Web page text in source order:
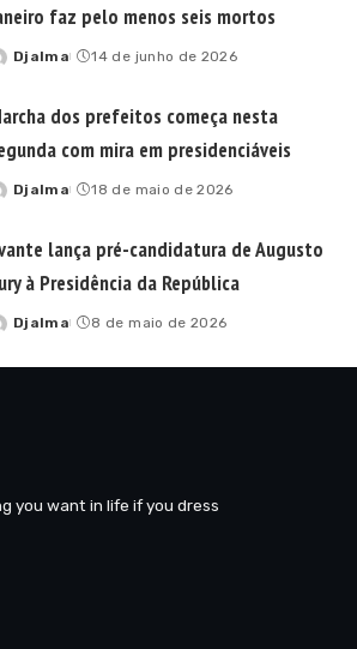
faz pelo menos seis mortos
Djalma 14 de junho de 2026
dos prefeitos começa nesta
com mira em presidenciáveis
Djalma 18 de maio de 2026
lança pré-candidatura de Augusto
à Presidência da República
Djalma 8 de maio de 2026
you want in life if you dress